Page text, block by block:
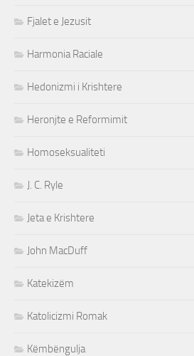
Fjalet e Jezusit
Harmonia Raciale
Hedonizmi i Krishtere
Heronjte e Reformimit
Homoseksualiteti
J. C. Ryle
Jeta e Krishtere
John MacDuff
Katekizëm
Katolicizmi Romak
Këmbëngulja